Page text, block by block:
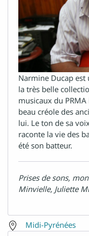
Alsace
Aquitaine
Auvergne
Bretagne
COM
Centre
Corse
DOM
Ile-de-France
Languedoc-
Midi-Pyrénées
Narmine Ducap est
la très belle
musicaux du
beau créole des
lui. Le ton de sa
raconte la vie des
été son batteur.
Prises de sons,
Minvielle, Juliette